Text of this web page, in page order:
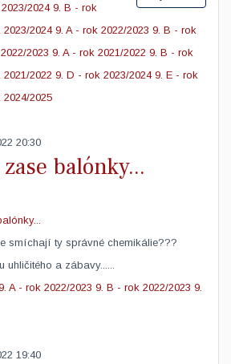
2024 9. B - rok
2024 9. A - rok 2022/2023 9. B - rok
2023 9. A - rok 2021/2022 9. B - rok
2022 9. D - rok 2023/2024 9. E - rok
2025
20:30
balónky...
smíchají ty správné chemikálie???
uhličitého a zábavy......
A - rok 2022/2023 9. B - rok 2022/2023 9.
19:40